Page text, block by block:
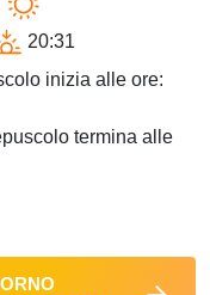
20:31
inizia alle ore:
termina alle